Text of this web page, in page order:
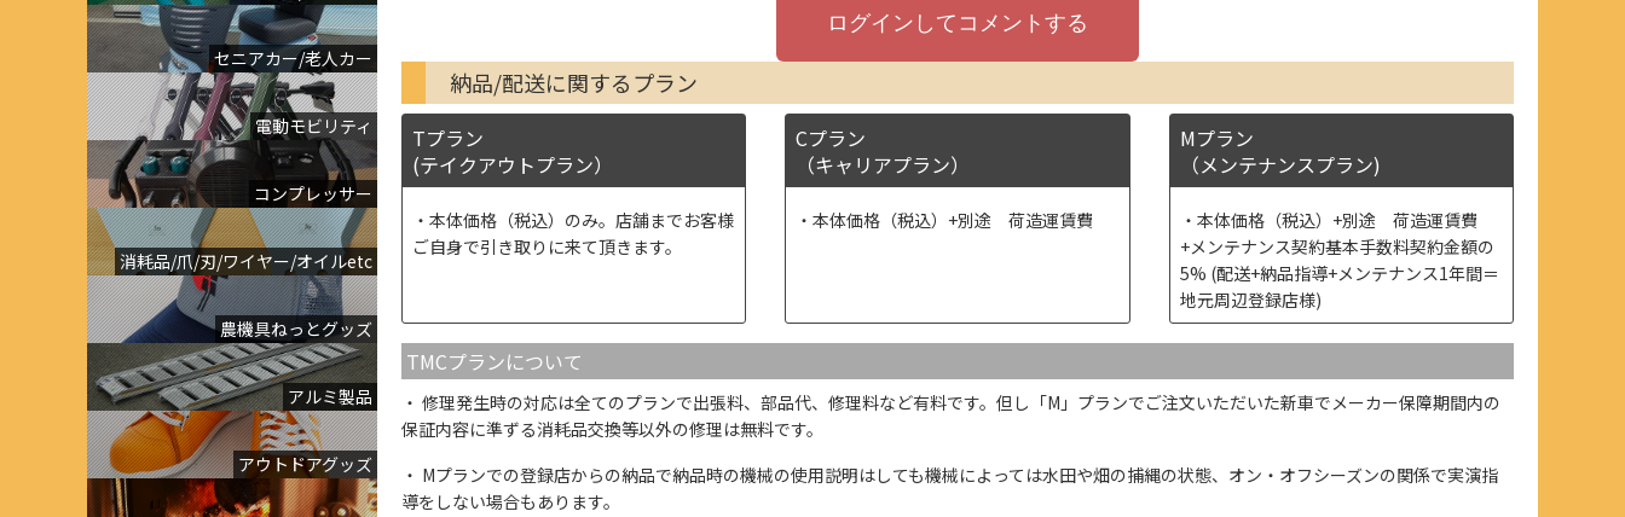
セニアカー/老人カー
電動モビリティ
コンプレッサー
消耗品/爪/刃/ワイヤー/オイルetc
農機具ねっとグッズ
アルミ製品
アウトドアグッズ
納品/配送に関するプラン
Tプラン
(テイクアウトプラン）
本体価格（税込）のみ。店舗までお客様
ご自身で引き取りに来て頂きます。
Cプラン
（キャリアプラン）
本体価格（税込）+別途 荷造運賃費
Mプラン
（メンテナンスプラン)
本体価格（税込）+別途 荷造運賃費
+メンテナンス契約基本手数料契約金額の
5% (配送+納品指導+メンテナンス1年間＝
地元周辺登録店様)
TMCプランについて
修理発生時の対応は全てのプランで出張料、部品代、修理料など有料です。但し「M」プランでご注文いただいた新車でメーカー保障期間内の
保証内容に準ずる消耗品交換等以外の修理は無料です。
Mプランでの登録店からの納品で納品時の機械の使用説明はしても機械によっては水田や畑の捕縄の状態、オン・オフシーズンの関係で実演指
導をしない場合もあります。